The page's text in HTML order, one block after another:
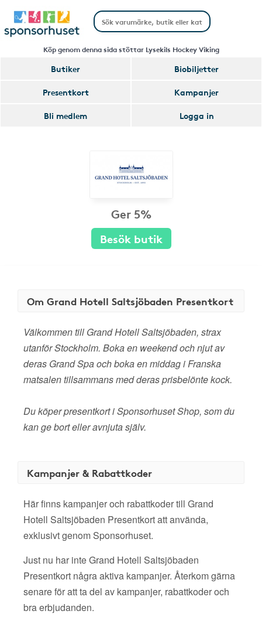
Köp genom denna sida stöttar Lysekils Hockey Viking
Butiker
Biobiljetter
Presentkort
Kampanjer
Bli medlem
Logga in
Ger 5%
Besök butik
Om Grand Hotell Saltsjöbaden Presentkort
Välkommen till Grand Hotell Saltsjöbaden, strax
utanför Stockholm. Boka en weekend och njut av
deras Grand Spa och boka en middag i Franska
matsalen tillsammans med deras prisbelönte kock.
Du köper presentkort i Sponsorhuset Shop, som du
kan ge bort eller avnjuta själv.
Kampanjer & Rabattkoder
Här finns kampanjer och rabattkoder till Grand
Hotell Saltsjöbaden Presentkort att använda,
exklusivt genom Sponsorhuset.
Just nu har inte Grand Hotell Saltsjöbaden
Presentkort några aktiva kampanjer. Återkom gärna
senare för att ta del av kampanjer, rabattkoder och
bra erbjudanden.